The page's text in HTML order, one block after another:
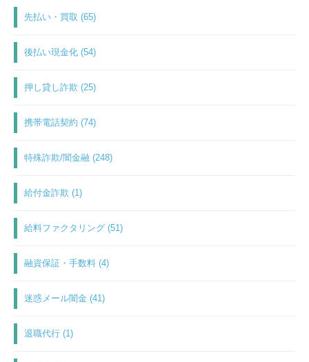
先払い・買取 (65)
後払い現金化 (54)
押し貸し詐欺 (25)
携帯電話契約 (74)
特殊詐欺/闇金融 (248)
給付金詐欺 (1)
給料ファクタリング (51)
融資保証・手数料 (4)
迷惑メール闇金 (41)
退職代行 (1)